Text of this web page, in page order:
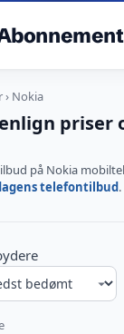
› Nokia
priser
på Nokia
telefontilbud.